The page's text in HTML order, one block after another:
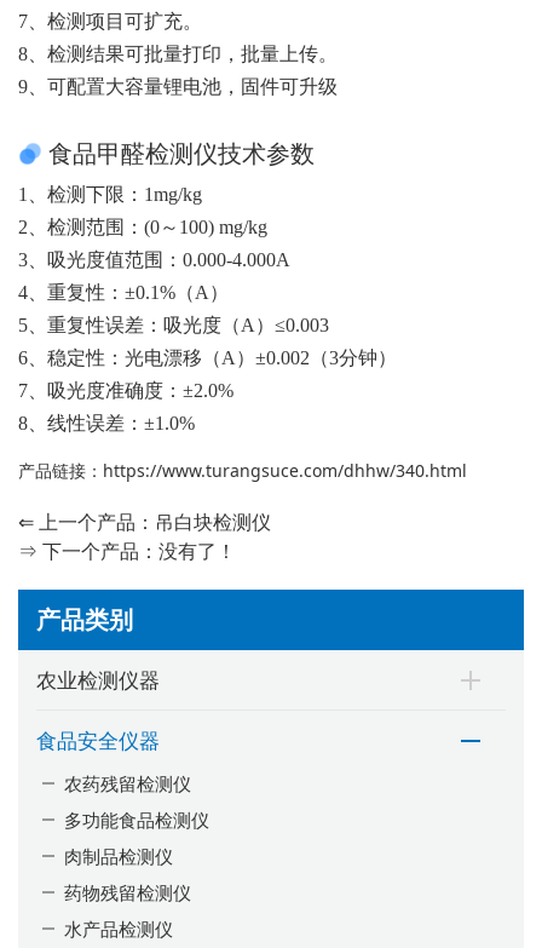
产品类别
农业检测仪器
食品安全仪器
农药残留检测仪
多功能食品检测仪
肉制品检测仪
药物残留检测仪
水产品检测仪
7、检测项目可扩充。
8、检测结果可批量打印，批量上传。
9、可配置大容量锂电池，固件可升级
食品甲醛检测仪技术参数
1、检测下限：1mg/kg
2、检测范围：(0～100) mg/kg
3、吸光度值范围：0.000-4.000A
4、重复性：±0.1%（A）
5、重复性误差：吸光度（A）≤0.003
6、稳定性：光电漂移（A）±0.002（3分钟）
7、吸光度准确度：±2.0%
8、线性误差：±1.0%
产品链接： https://www.turangsuce.com/dhhw/340.html
⇐ 上一个产品： 吊白块检测仪
⇒ 下一个产品：没有了！